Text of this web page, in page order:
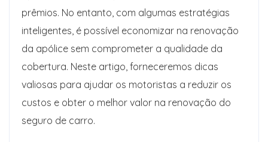
prêmios. No entanto, com algumas estratégias
inteligentes, é possível economizar na renovação
da apólice sem comprometer a qualidade da
cobertura. Neste artigo, forneceremos dicas
valiosas para ajudar os motoristas a reduzir os
custos e obter o melhor valor na renovação do
seguro de carro.